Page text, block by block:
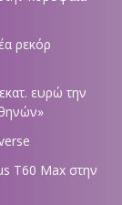
ρεκόρ
ευρώ την
T60 Max στην